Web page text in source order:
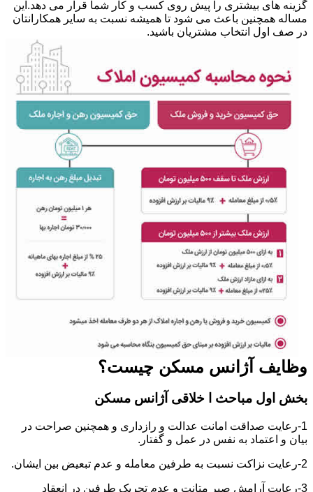
گزینه های بیشتری را پیش روی کسب و کار شما قرار می دهد.این
مساله همچنین باعث می شود تا همیشه نسبت به سایر همکارانتان
در صف اول انتخاب مشتریان باشید.
وظایف آژانس مسکن چیست؟
بخش اول مباحث ا خلاقی آژانس مسکن
1-رعایت صداقت امانت عدالت و رازداری و همچنین صراحت در
بیان و اعتماد به نفس در عمل و گفتار.
2-رعایت نزاکت نسبت به طرفین معامله و عدم تبعیض بین ایشان.
3-رعایت آرامش صبر متانت و عدم تحریک طرفین در انعقاد